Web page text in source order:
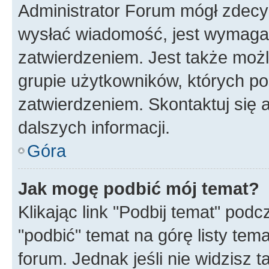
Administrator Forum mógł
wysłać wiadomość, jest
zatwierdzeniem. Jest także
grupie użytkowników, których
zatwierdzeniem. Skontaktuj się
dalszych informacji.
Góra
Jak mogę podbić mój temat?
Klikając link "Podbij temat"
"podbić" temat na górę listy
forum. Jednak jeśli nie widzisz